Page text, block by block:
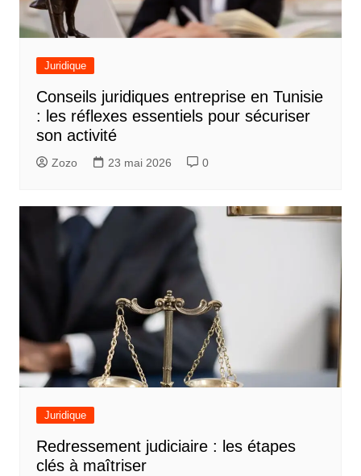
o
n
t
Juridique
Conseils juridiques entreprise en Tunisie
: les réflexes essentiels pour sécuriser
son activité
Zozo 23 mai 2026 0
Juridique
Redressement judiciaire : les étapes
clés à maîtriser